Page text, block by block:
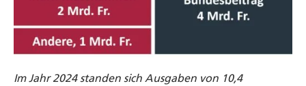
Im Jahr 2024 standen sich Ausgaben von 10,4